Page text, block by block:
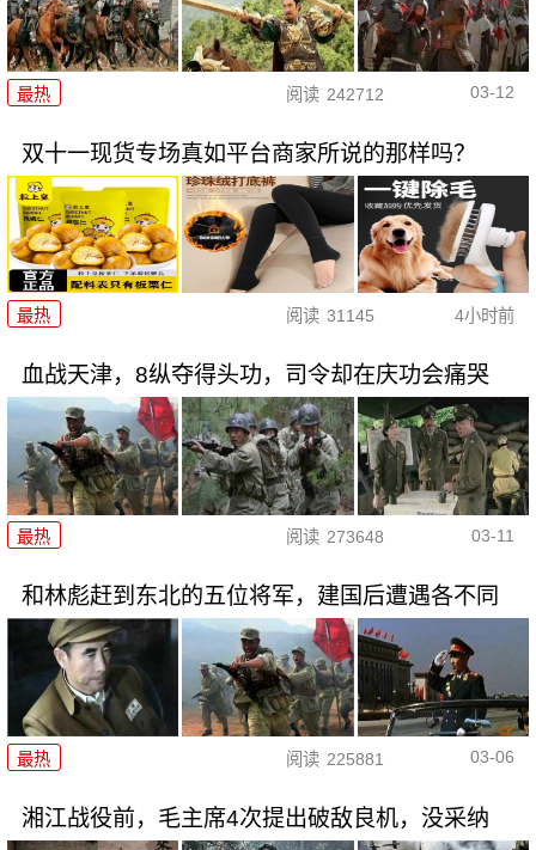
最热 阅读 242712 03-12
双十一现货专场真如平台商家所说的那样吗？
最热 阅读 31145 4小时前
血战天津，8纵夺得头功，司令却在庆功会痛哭
最热 阅读 273648 03-11
和林彪赶到东北的五位将军，建国后遭遇各不同
最热 阅读 225881 03-06
湘江战役前，毛主席4次提出破敌良机，没采纳